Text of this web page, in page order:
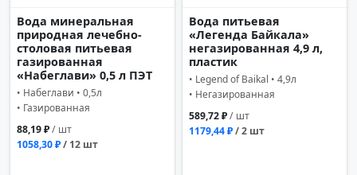
Вода минеральная
природная лечебно-
столовая питьевая
газированная
«Набеглави» 0,5 л ПЭТ
• Набеглави • 0,5л
• Газированная
88,19 ₽/ шт
1058,30 ₽/ 12 шт
Вода питьевая
«Легенда Байкала»
негазированная 4,9 л,
пластик
• Legend of Baikal • 4,9л
• Негазированная
589,72 ₽/ шт
1179,44 ₽/ 2 шт